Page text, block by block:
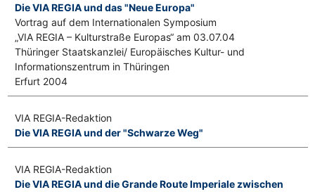
Die VIA REGIA und das "Neue Europa"
Vortrag auf dem Internationalen Symposium
„VIA REGIA – Kulturstraße Europas“ am 03.07.04
Thüringer Staatskanzlei/ Europäisches Kultur- und
Informationszentrum in Thüringen
Erfurt 2004
VIA REGIA-Redaktion
Die VIA REGIA und der "Schwarze Weg"
VIA REGIA-Redaktion
Die VIA REGIA und die Grande Route Imperiale zwischen